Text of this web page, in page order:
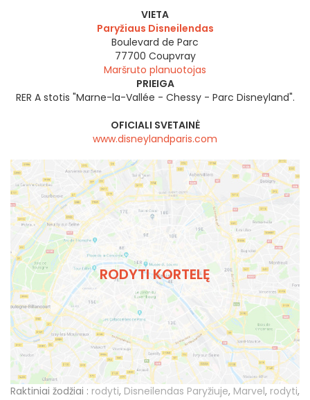
VIETA
Paryžiaus Disneilendas
Boulevard de Parc
77700 Coupvray
Maršruto planuotojas
PRIEIGA
RER A stotis "Marne-la-Vallée - Chessy - Parc Disneyland".
OFICIALI SVETAINĖ
www.disneylandparis.com
RODYTI KORTELĘ
Raktiniai žodžiai : rodyti, Disneilendas Paryžiuje, Marvel, rodyti,